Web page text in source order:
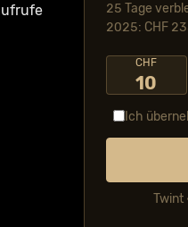
25 Tage
2025: CHF
CHF
10
Ich
Twint